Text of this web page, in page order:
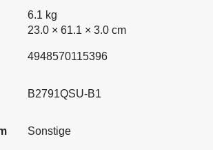
6.1 kg
23.0 × 61.1 × 3.0 cm
4948570115396
B2791QSU-B1
Sonstige